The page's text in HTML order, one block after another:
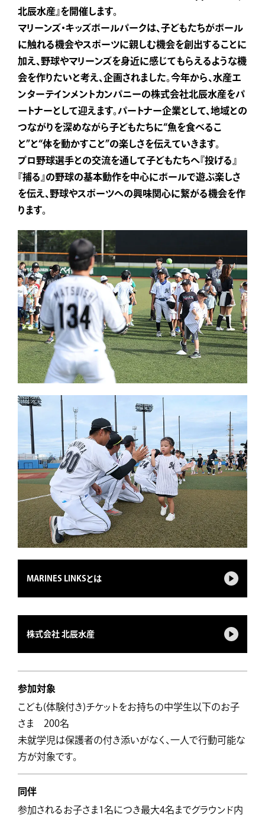
北辰水産』を開催します。
マリーンズ・キッズボールパークは、子どもたちがボール
に触れる機会やスポーツに親しむ機会を創出することに
加え、野球やマリーンズを身近に感じてもらえるような機
会を作りたいと考え、企画されました。今年から、水産エ
ンターテインメントカンパニーの株式会社北辰水産をパ
ートナーとして迎えます。パートナー企業として、地域との
つながりを深めながら子どもたちに“魚を食べるこ
と”と“体を動かすこと”の楽しさを伝えていきます。
プロ野球選手との交流を通して子どもたちへ『投げる』
『捕る』の野球の基本動作を中心にボールで遊ぶ楽しさ
を伝え、野球やスポーツへの興味関心に繋がる機会を作
ります。
MARINES LINKSとは
株式会社 北辰水産
参加対象
こども(体験付き)チケットをお持ちの中学生以下のお子
さま 200名
未就学児は保護者の付き添いがなく、一人で行動可能な
方が対象です。
同伴
参加されるお子さま1名につき最大4名までグラウンド内